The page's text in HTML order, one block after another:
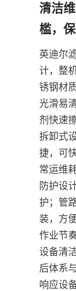
清洁
槛，
英迪尔
计，整
锈钢材
光滑易
剂快速
拆卸式
捷，可
常运维
防护设
护；管
装，方
作业节
设备清
后体系
响应设